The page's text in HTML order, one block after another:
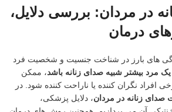
در مردان: بررسی دلایل،
درمان
های بارز در شناخت جنسیت و شخصیت فرد
مرد بیشتر شبیه صدای زنانه باشد، ممکن
افراد نگران کننده یا ناراحت کننده شود. در
صدای زنانه در مردان، دلایل پزشکی،